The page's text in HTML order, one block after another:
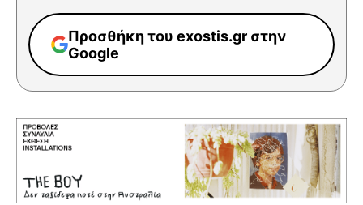
Προσθήκη του exostis.gr στην
Google